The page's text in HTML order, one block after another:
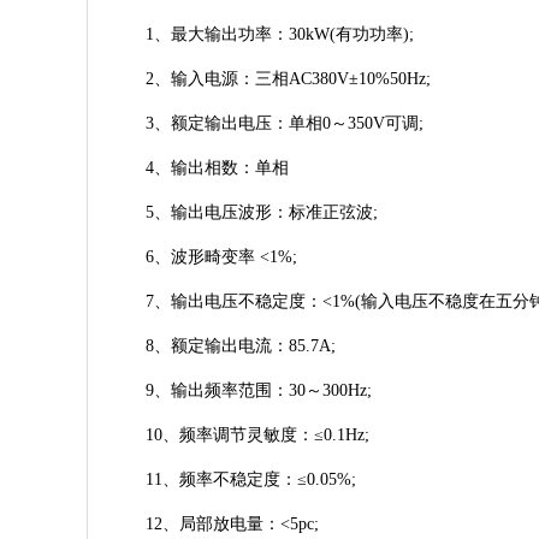
1、最大输出功率：30kW(有功功率);
2、输入电源：三相AC380V±10%50Hz;
3、额定输出电压：单相0～350V可调;
4、输出相数：单相
5、输出电压波形：标准正弦波;
6、波形畸变率 <1%;
7、输出电压不稳定度：<1%(输入电压不稳度在五分
8、额定输出电流：85.7A;
9、输出频率范围：30～300Hz;
10、频率调节灵敏度：≤0.1Hz;
11、频率不稳定度：≤0.05%;
12、局部放电量：<5pc;